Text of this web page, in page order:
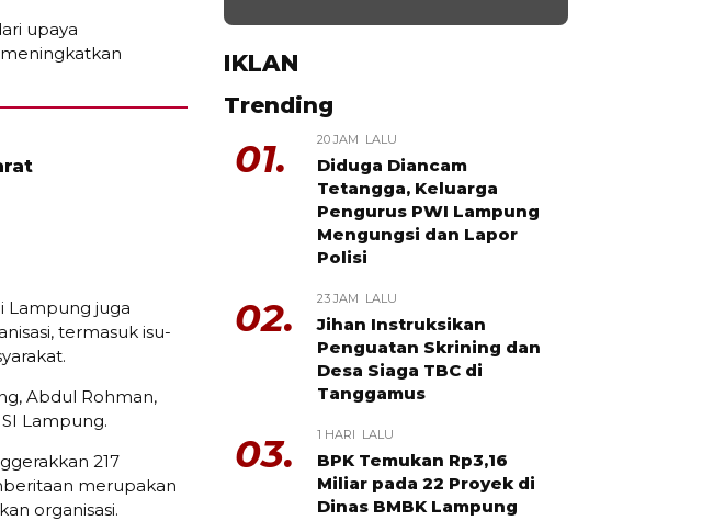
upaya
Lampung juga
termasuk isu-
Abdul Rohman,
Lampung.
217
merupakan
organisasi.
IKLAN
Trending
01. 20 JAM LALU
Diduga Diancam
Tetangga, Keluarga
Pengurus PWI Lampung
Mengungsi dan Lapor
Polisi
02. 23 JAM LALU
Jihan Instruksikan
Penguatan Skrining dan
Desa Siaga TBC di
Tanggamus
03. 1 HARI LALU
BPK Temukan Rp3,16
Miliar pada 22 Proyek di
Dinas BMBK Lampung